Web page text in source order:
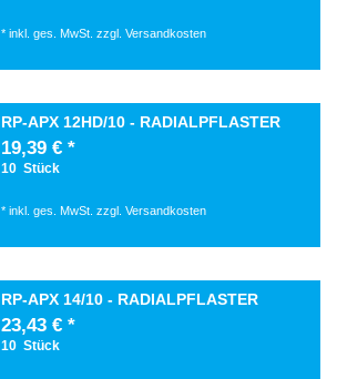
* inkl. ges. MwSt. zzgl. Versandkosten
RP-APX 12HD/10 - RADIALPFLASTER
19,39 € *
10 Stück
* inkl. ges. MwSt. zzgl. Versandkosten
RP-APX 14/10 - RADIALPFLASTER
23,43 € *
10 Stück